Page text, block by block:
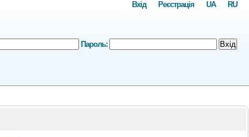
RU
UA
Реєстрація
Вхід
Пароль: Вхід